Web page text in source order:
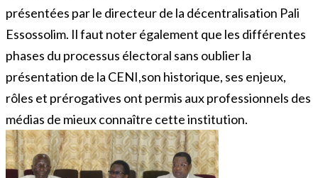
présentées par le directeur de la décentralisation Pali
Essossolim. Il faut noter également que les différentes
phases du processus électoral sans oublier la
présentation de la CENI,son historique, ses enjeux,
rôles et prérogatives ont permis aux professionnels des
médias de mieux connaître cette institution.